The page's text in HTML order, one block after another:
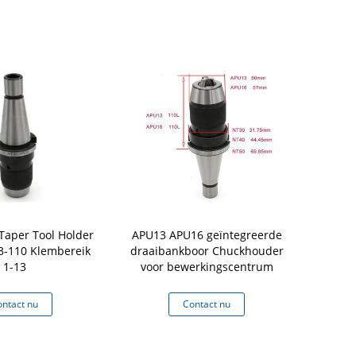
Tool Holder
110 Klembereik
1-13
nu
APU13 APU16 geïntegreerde
draaibankboor Chuckhouder
voor bewerkingscentrum
Contact nu